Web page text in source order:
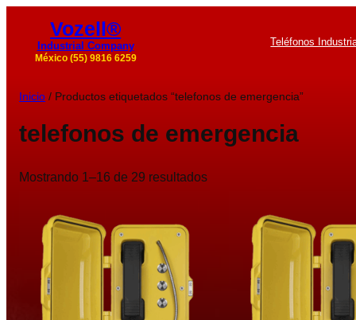
Vozell®
Industrial Company
México (55) 9816 6259
Teléfonos
Inicio / Productos etiquetados “telefonos de emergencia”
telefonos de emergencia
Mostrando 1–16 de 29 resultados